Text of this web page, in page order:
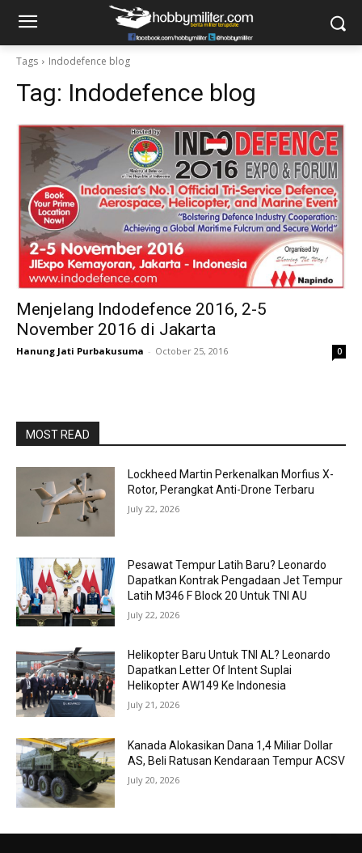
Tags Indodefence blog
Tag: Indodefence blog
Menjelang Indodefence 2016, 2-5
November 2016 di Jakarta
Hanung Jati Purbakusuma - October 25, 2016 0
MOST READ
Lockheed Martin Perkenalkan Morfius X-
Rotor, Perangkat Anti-Drone Terbaru
July 22, 2026
Pesawat Tempur Latih Baru? Leonardo
Dapatkan Kontrak Pengadaan Jet Tempur
Latih M346 F Block 20 Untuk TNI AU
July 22, 2026
Helikopter Baru Untuk TNI AL? Leonardo
Dapatkan Letter Of Intent Suplai
Helikopter AW149 Ke Indonesia
July 21, 2026
Kanada Alokasikan Dana 1,4 Miliar Dollar
AS, Beli Ratusan Kendaraan Tempur ACSV
July 20, 2026